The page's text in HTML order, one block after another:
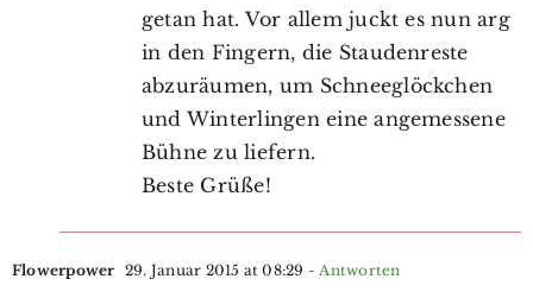
getan hat. Vor allem juckt es nun arg
in den Fingern, die Staudenreste
abzuräumen, um Schneeglöckchen
und Winterlingen eine angemessene
Bühne zu liefern.
Beste Grüße!
Flowerpower 29. Januar 2015 at 08:29 - Antworten